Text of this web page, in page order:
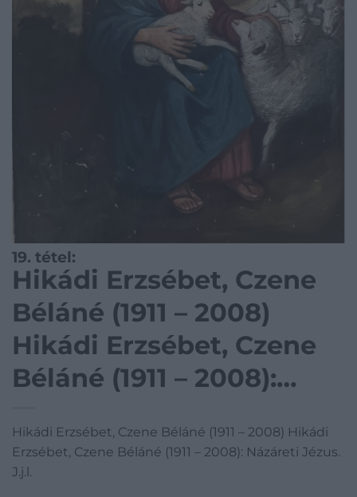
19. tétel:
Hikádi Erzsébet, Czene
Béláné (1911 – 2008)
Hikádi Erzsébet, Czene
Béláné (1911 – 2008):
Hikádi Erzsébet, Czene Béláné (1911 – 2008) Hikádi
Erzsébet, Czene Béláné (1911 – 2008): Názáreti Jézus.
J.j.l.